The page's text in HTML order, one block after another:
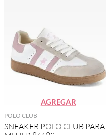
AGREGAR
POLO CLUB
SNEAKER POLO CLUB PARA